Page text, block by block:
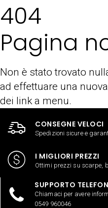
404
Pagina
Non è stato trovato
ad effettuare una
dei link a menu.
CONSEGNE VELOCI
Spedizioni sicure e
I MIGLIORI PREZZI
Ottimi prezzi su scarpe,
SUPPORTO
Chiamaci per avere
0549 960046